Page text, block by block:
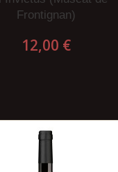
Frontignan)
12,00 €